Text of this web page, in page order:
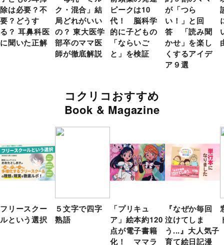
除は必要？不
要？どうす
る？ 耳鼻科医
に聞いた正解
ク・混合」結
局どれがいい
の？ 東大医学
部卒のママ医
師が徹底解説
ピークは10
代！ 脳科学
的に子どもの
「ならいご
と」を検証
が「つら
い！」と回
答 「読み聞
かせ」を楽し
くするアイデ
ア９選
コクリコおすすめ
Book & Magazine
フリースクー
ルという選択
５文字で四字
熟語
「プリキュ
ア」絵本約120
点が電子書籍
化！ ママラ
『なぜか毎回
泣けてしま
う...』大人気子
育て絵日記漫